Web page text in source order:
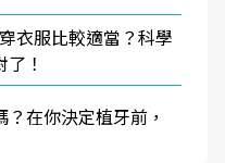
衣服比較適當？科學
！
在你決定植牙前，